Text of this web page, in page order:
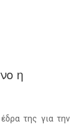
η
της για την